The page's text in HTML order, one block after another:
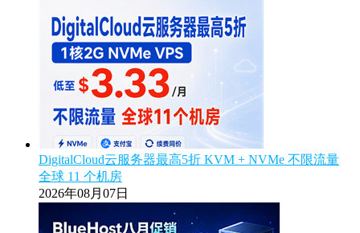
DigitalCloud云服务器最高5折 KVM + NVMe 不限流量
全球 11 个机房
2026年08月07日